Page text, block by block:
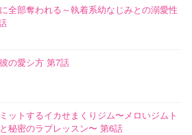
全部奪われる～執着系幼なじみとの溺愛性
の愛シ方 第7話
ットするイカせまくりジム〜メロいジムト
秘密のラブレッスン〜 第6話